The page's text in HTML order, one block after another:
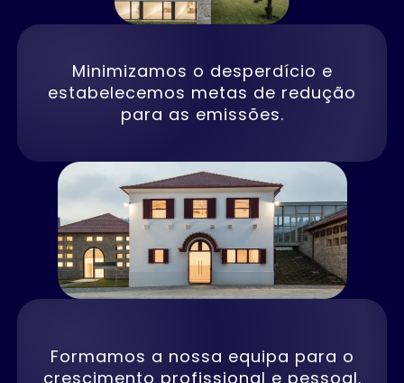
Minimizamos o desperdício e
estabelecemos metas de redução
para as emissões.
Formamos a nossa equipa para o
crescimento profissional e pessoal.